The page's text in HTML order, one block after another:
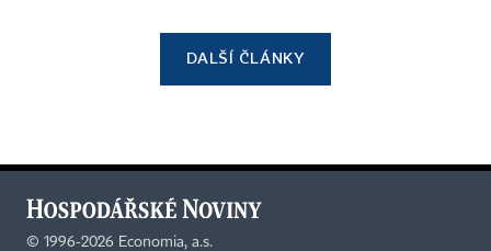
DALŠÍ ČLÁNKY
© 1996-2026 Economia, a.s.